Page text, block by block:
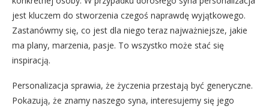
jest kluczem do stworzenia czegoś naprawdę wyjątkowego.
Zastanówmy się, co jest dla niego teraz najważniejsze, jakie
ma plany, marzenia, pasje. To wszystko może stać się
inspiracją.
Personalizacja sprawia, że życzenia przestają być generyczne.
Pokazują, że znamy naszego syna, interesujemy się jego